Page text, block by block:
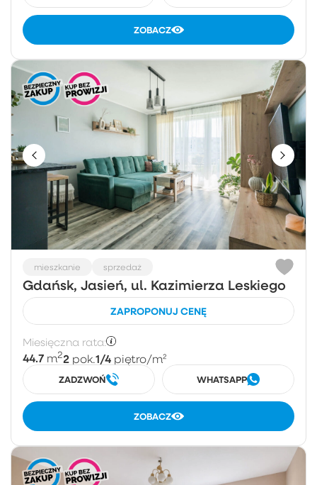
ZOBACZ
mieszkanie sprzedaż
Gdańsk, Jasień, ul. Kazimierza Leskiego
ZAPROPONUJ CENĘ
Miesięczna rata:
44.7 m22 pok.1/4 piętro/m²
ZADZWOŃ WHATSAPP
ZOBACZ